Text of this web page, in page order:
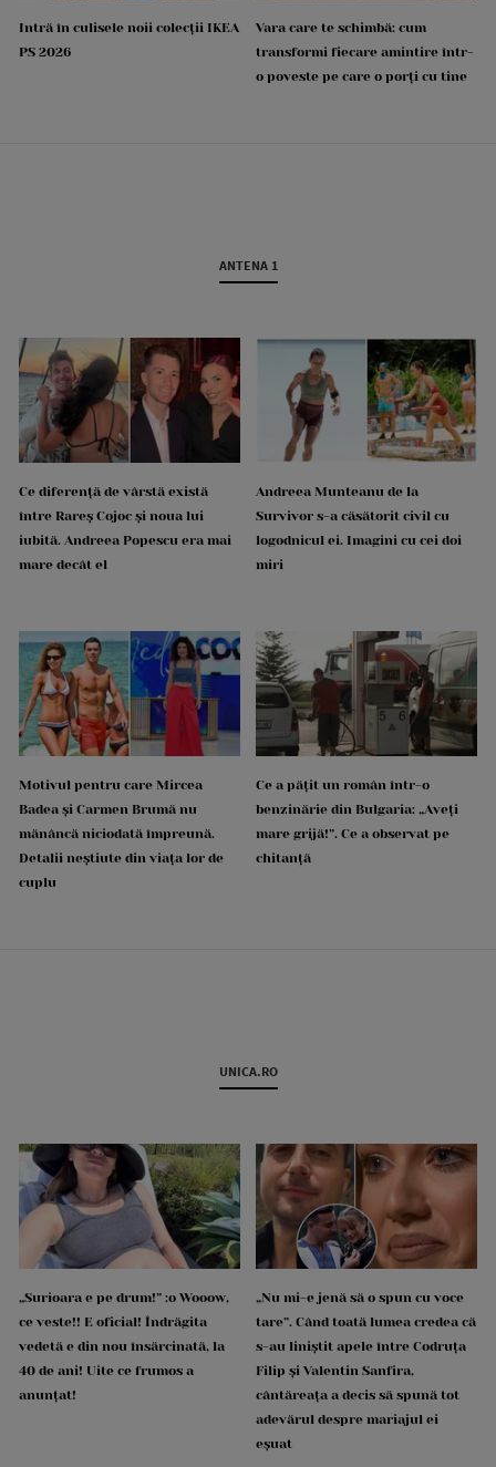
Intră în culisele noii colecții IKEA
PS 2026
Vara care te schimbă: cum
transformi fiecare amintire într-
o poveste pe care o porți cu tine
ANTENA 1
Ce diferență de vârstă există
între Rareș Cojoc și noua lui
iubită. Andreea Popescu era mai
mare decât el
Andreea Munteanu de la
Survivor s-a căsătorit civil cu
logodnicul ei. Imagini cu cei doi
miri
Motivul pentru care Mircea
Badea și Carmen Brumă nu
mănâncă niciodată împreună.
Detalii neștiute din viața lor de
cuplu
Ce a pățit un român într-o
benzinărie din Bulgaria: „Aveți
mare grijă!”. Ce a observat pe
chitanță
UNICA.RO
„Surioara e pe drum!” :o Wooow,
ce veste!! E oficial! Îndrăgita
vedetă e din nou însărcinată, la
40 de ani! Uite ce frumos a
anunțat!
„Nu mi-e jenă să o spun cu voce
tare”. Când toată lumea credea că
s-au liniștit apele între Codruța
Filip și Valentin Sanfira,
cântăreața a decis să spună tot
adevărul despre mariajul ei
eșuat